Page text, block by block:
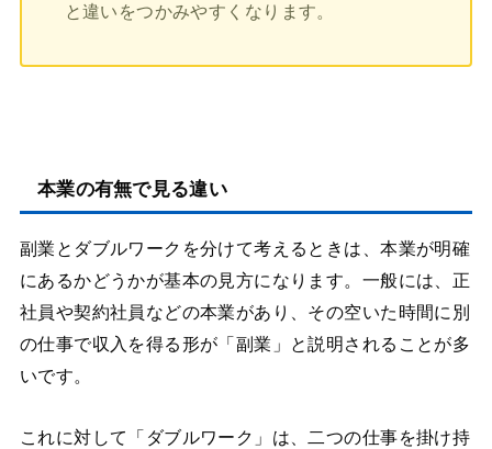
と違いをつかみやすくなります。
本業の有無で見る違い
副業とダブルワークを分けて考えるときは、本業が明確
にあるかどうかが基本の見方になります。一般には、正
社員や契約社員などの本業があり、その空いた時間に別
の仕事で収入を得る形が「副業」と説明されることが多
いです。
これに対して「ダブルワーク」は、二つの仕事を掛け持